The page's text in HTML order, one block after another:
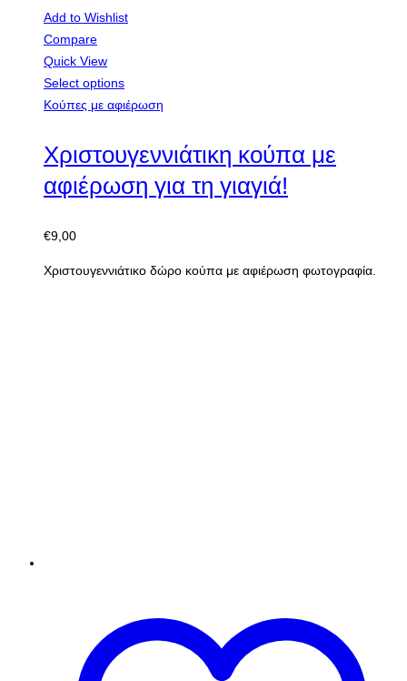
Add to Wishlist
Compare
Quick View
Select options
Κούπες με αφιέρωση
Χριστουγεννιάτικη κούπα με
αφιέρωση για τη γιαγιά!
€9,00
Χριστουγεννιάτικο δώρο κούπα με αφιέρωση φωτογραφία.